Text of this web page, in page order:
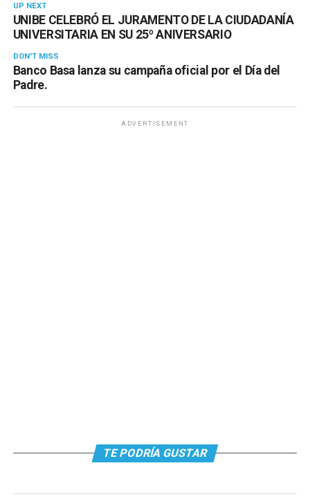
UP NEXT
UNIBE CELEBRÓ EL JURAMENTO DE LA CIUDADANÍA
UNIVERSITARIA EN SU 25º ANIVERSARIO
DON'T MISS
Banco Basa lanza su campaña oficial por el Día del
Padre.
ADVERTISEMENT
TE PODRÍA GUSTAR